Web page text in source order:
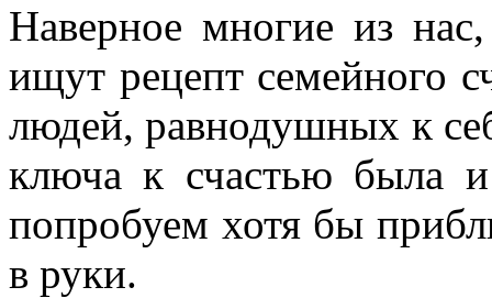
Наверное многие из
ищут рецепт семейного
людей, равнодушных к
ключа к счастью была и
попробуем хотя бы
в руки.